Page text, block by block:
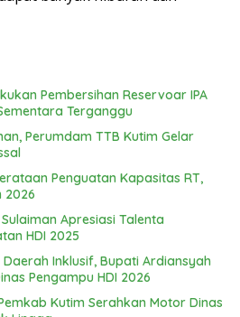
Pembersihan Reservoar IPA
Terganggu
Perumdam TTB Kutim Gelar
Penguatan Kapasitas RT,
2026
Apresiasi Talenta
HDI 2025
Inklusif, Bupati Ardiansyah
Pengampu HDI 2026
Kutim Serahkan Motor Dinas